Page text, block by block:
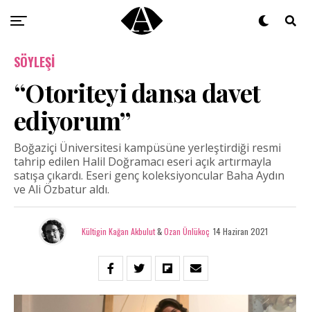
SÖYLEŞI
“Otoriteyi dansa davet
ediyorum”
Boğaziçi Üniversitesi kampüsüne yerleştirdiği resmi
tahrip edilen Halil Doğramacı eseri açık artırmayla
satışa çıkardı. Eseri genç koleksiyoncular Baha Aydın
ve Ali Özbatur aldı.
Kültigin Kağan Akbulut&Ozan Ünlükoç 14 Haziran 2021